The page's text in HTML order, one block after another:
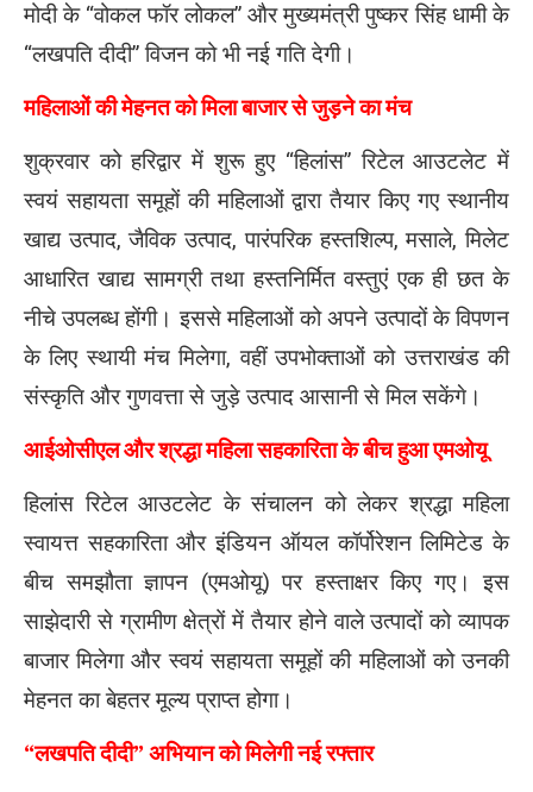
मोदी के “वोकल फॉर लोकल” और मुख्यमंत्री पुष्कर सिंह धामी के
“लखपति दीदी” विजन को भी नई गति देगी।
महिलाओं की मेहनत को मिला बाजार से जुड़ने का मंच
शुक्रवार को हरिद्वार में शुरू हुए “हिलांस” रिटेल आउटलेट में
स्वयं सहायता समूहों की महिलाओं द्वारा तैयार किए गए स्थानीय
खाद्य उत्पाद, जैविक उत्पाद, पारंपरिक हस्तशिल्प, मसाले, मिलेट
आधारित खाद्य सामग्री तथा हस्तनिर्मित वस्तुएं एक ही छत के
नीचे उपलब्ध होंगी। इससे महिलाओं को अपने उत्पादों के विपणन
के लिए स्थायी मंच मिलेगा, वहीं उपभोक्ताओं को उत्तराखंड की
संस्कृति और गुणवत्ता से जुड़े उत्पाद आसानी से मिल सकेंगे।
आईओसीएल और श्रद्धा महिला सहकारिता के बीच हुआ एमओयू
हिलांस रिटेल आउटलेट के संचालन को लेकर श्रद्धा महिला
स्वायत्त सहकारिता और इंडियन ऑयल कॉर्पोरेशन लिमिटेड के
बीच समझौता ज्ञापन (एमओयू) पर हस्ताक्षर किए गए। इस
साझेदारी से ग्रामीण क्षेत्रों में तैयार होने वाले उत्पादों को व्यापक
बाजार मिलेगा और स्वयं सहायता समूहों की महिलाओं को उनकी
मेहनत का बेहतर मूल्य प्राप्त होगा।
“लखपति दीदी” अभियान को मिलेगी नई रफ्तार